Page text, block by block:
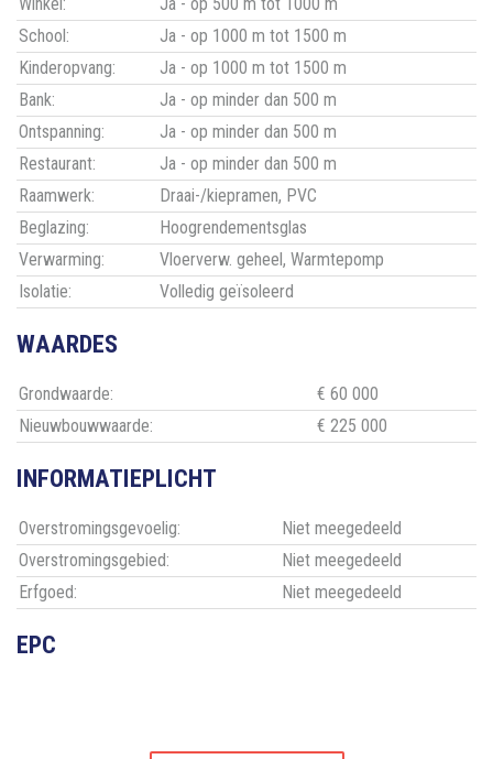
School:
Ja - op 1000 m tot 1500 m
Kinderopvang:
Ja - op 1000 m tot 1500 m
Bank:
Ja - op minder dan 500 m
Ontspanning:
Ja - op minder dan 500 m
Restaurant:
Ja - op minder dan 500 m
Raamwerk:
Draai-/kiepramen, PVC
Beglazing:
Hoogrendementsglas
Verwarming:
Vloerverw. geheel, Warmtepomp
Isolatie:
Volledig geïsoleerd
WAARDES
Grondwaarde:
€ 60 000
Nieuwbouwwaarde:
€ 225 000
INFORMATIEPLICHT
Overstromingsgevoelig:
Niet meegedeeld
Overstromingsgebied:
Niet meegedeeld
Erfgoed:
Niet meegedeeld
EPC